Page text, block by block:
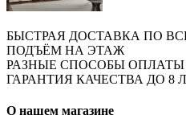
БЫСТРАЯ ДОСТАВКА ПО
ПОДЪЁМ НА ЭТАЖ
РАЗНЫЕ СПОСОБЫ ОПЛАТЫ
ГАРАНТИЯ КАЧЕСТВА ДО 8
О нашем магазине